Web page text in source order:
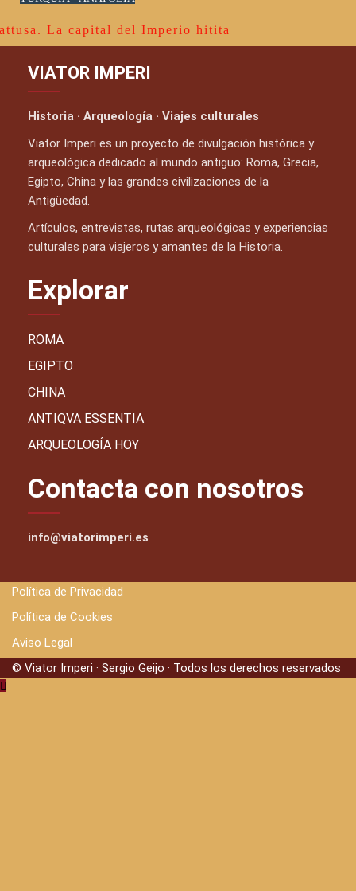
La capital del Imperio hitita
VIATOR IMPERI
Historia · Arqueología · Viajes culturales
Viator Imperi es un proyecto de divulgación histórica y
arqueológica dedicado al mundo antiguo: Roma, Grecia,
Egipto, China y las grandes civilizaciones de la
Antigüedad.
Artículos, entrevistas, rutas arqueológicas y experiencias
culturales para viajeros y amantes de la Historia.
Explorar
ROMA
EGIPTO
CHINA
ANTIQVA ESSENTIA
ARQUEOLOGÍA HOY
Contacta con nosotros
info@viatorimperi.es
Política de Privacidad
Política de Cookies
Aviso Legal
© Viator Imperi · Sergio Geijo · Todos los derechos reservados